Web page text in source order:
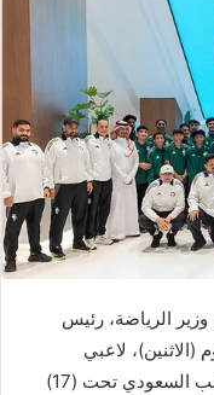
الرياضة، رئيس
(الاثنين)، لاعبي
المنتخب السعودي تحت (19) عامًا والمنتخب السعودي تحت (17)